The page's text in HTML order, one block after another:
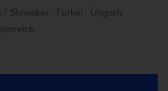
/ Slowakei
Türkei
Ungarn